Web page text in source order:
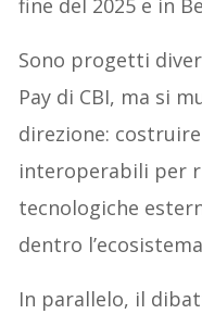
fine del 2025 e in
Sono progetti
Pay di CBI, ma si
direzione:
interoperabili per
tecnologiche
dentro
In parallelo, il